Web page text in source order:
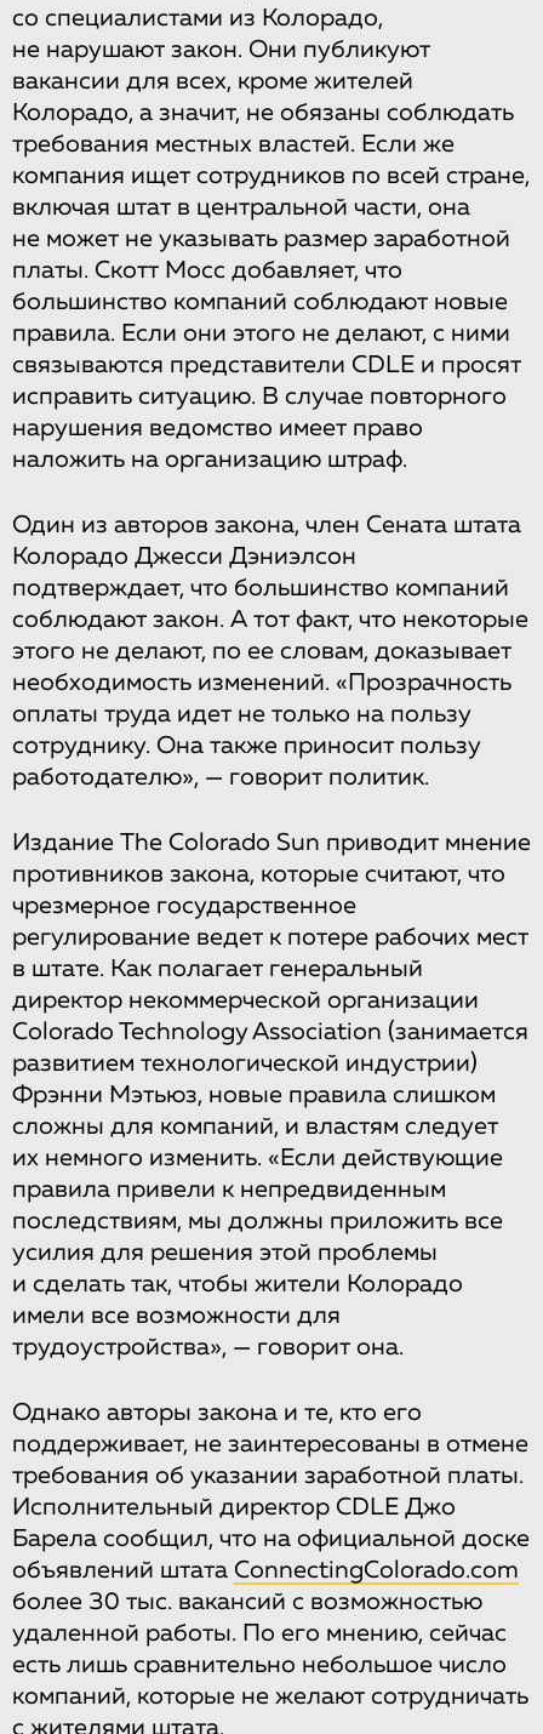
со специалистами из Колорадо,
не нарушают закон. Они публикуют
вакансии для всех, кроме жителей
Колорадо, а значит, не обязаны соблюдать
требования местных властей. Если же
компания ищет сотрудников по всей стране,
включая штат в центральной части, она
не может не указывать размер заработной
платы. Скотт Мосс добавляет, что
большинство компаний соблюдают новые
правила. Если они этого не делают, с ними
связываются представители CDLE и просят
исправить ситуацию. В случае повторного
нарушения ведомство имеет право
наложить на организацию штраф.
Один из авторов закона, член Сената штата
Колорадо Джесси Дэниэлсон
подтверждает, что большинство компаний
соблюдают закон. А тот факт, что некоторые
этого не делают, по ее словам, доказывает
необходимость изменений. «Прозрачность
оплаты труда идет не только на пользу
сотруднику. Она также приносит пользу
работодателю», — говорит политик.
Издание The Colorado Sun приводит мнение
противников закона, которые считают, что
чрезмерное государственное
регулирование ведет к потере рабочих мест
в штате. Как полагает генеральный
директор некоммерческой организации
Colorado Technology Association (занимается
развитием технологической индустрии)
Фрэнни Мэтьюз, новые правила слишком
сложны для компаний, и властям следует
их немного изменить. «Если действующие
правила привели к непредвиденным
последствиям, мы должны приложить все
усилия для решения этой проблемы
и сделать так, чтобы жители Колорадо
имели все возможности для
трудоустройства», — говорит она.
Однако авторы закона и те, кто его
поддерживает, не заинтересованы в отмене
требования об указании заработной платы.
Исполнительный директор CDLE Джо
Барела сообщил, что на официальной доске
объявлений штата ConnectingColorado.com
более 30 тыс. вакансий с возможностью
удаленной работы. По его мнению, сейчас
есть лишь сравнительно небольшое число
компаний, которые не желают сотрудничать
с жителями штата.